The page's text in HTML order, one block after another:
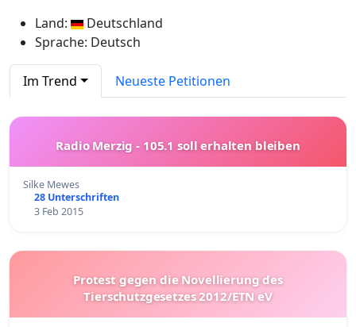
Land:
Deutschland
Sprache: Deutsch
Im Trend Neueste Petitionen
Radio Merzig - 105.1 soll erhalten bleiben
Silke Mewes
28 Unterschriften
3 Feb 2015
Protest gegen die Novellierung des
Tierschutzgesetzes 2012/ETN eV